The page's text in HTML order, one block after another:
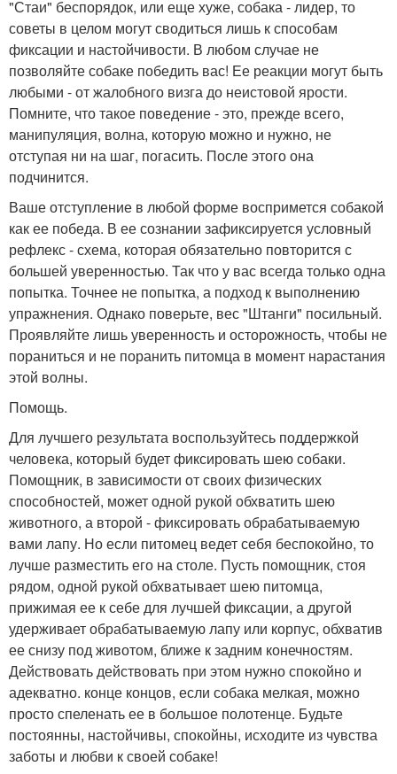
"Стаи" беспорядок, или еще хуже, собака - лидер, то
советы в целом могут сводиться лишь к способам
фиксации и настойчивости. В любом случае не
позволяйте собаке победить вас! Ее реакции могут быть
любыми - от жалобного визга до неистовой ярости.
Помните, что такое поведение - это, прежде всего,
манипуляция, волна, которую можно и нужно, не
отступая ни на шаг, погасить. После этого она
подчинится.
Ваше отступление в любой форме воспримется собакой
как ее победа. В ее сознании зафиксируется условный
рефлекс - схема, которая обязательно повторится с
большей уверенностью. Так что у вас всегда только одна
попытка. Точнее не попытка, а подход к выполнению
упражнения. Однако поверьте, вес "Штанги" посильный.
Проявляйте лишь уверенность и осторожность, чтобы не
пораниться и не поранить питомца в момент нарастания
этой волны.
Помощь.
Для лучшего результата воспользуйтесь поддержкой
человека, который будет фиксировать шею собаки.
Помощник, в зависимости от своих физических
способностей, может одной рукой обхватить шею
животного, а второй - фиксировать обрабатываемую
вами лапу. Но если питомец ведет себя беспокойно, то
лучше разместить его на столе. Пусть помощник, стоя
рядом, одной рукой обхватывает шею питомца,
прижимая ее к себе для лучшей фиксации, а другой
удерживает обрабатываемую лапу или корпус, обхватив
ее снизу под животом, ближе к задним конечностям.
Действовать действовать при этом нужно спокойно и
адекватно. конце концов, если собака мелкая, можно
просто спеленать ее в большое полотенце. Будьте
постоянны, настойчивы, спокойны, исходите из чувства
заботы и любви к своей собаке!